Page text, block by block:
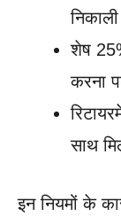
शेष
करना
साथ
इन नियमों के